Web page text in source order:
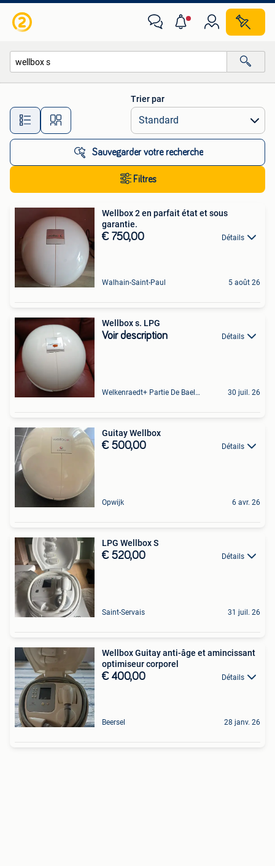
Toutes les distances…
Trier par
Sauvegarder votre recherche
Filtres
Wellbox 2 en parfait état et sous
garantie.
€ 750,00 Détails
Walhain-Saint-Paul 5 août 26
Wellbox s. LPG
Voir description Détails
Welkenraedt+ Partie De Baelen 30 juil. 26
Guitay Wellbox
€ 500,00 Détails
Opwijk 6 avr. 26
LPG Wellbox S
€ 520,00 Détails
Saint-Servais 31 juil. 26
Wellbox Guitay anti-âge et amincissant
optimiseur corporel
€ 400,00 Détails
Beersel 28 janv. 26